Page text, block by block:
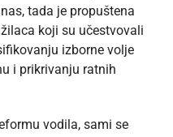
tada je propuštena
koji su učestvovali
izborne volje
i prikrivanju ratnih
vodila, sami se